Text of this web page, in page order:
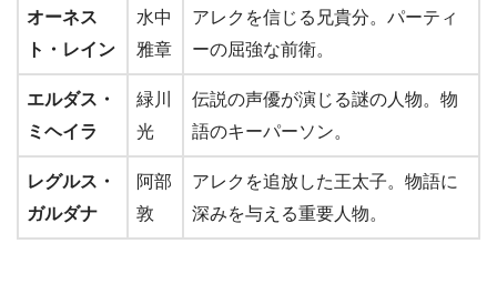
オーネス
ト・レイン
水中
雅章
アレクを信じる兄貴分。パーティ
ーの屈強な前衛。
エルダス・
ミヘイラ
緑川
光
伝説の声優が演じる謎の人物。物
語のキーパーソン。
レグルス・
ガルダナ
阿部
敦
アレクを追放した王太子。物語に
深みを与える重要人物。